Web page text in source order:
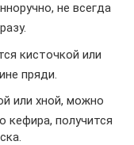
не всегда
кисточкой или
пряди.
или хной, можно
кефира, получится